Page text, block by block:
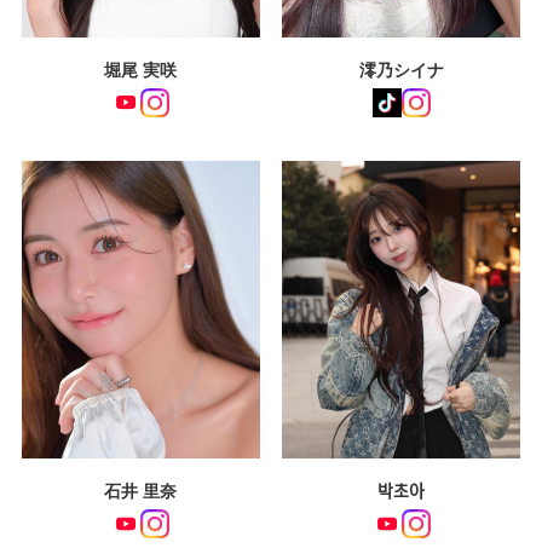
堀尾 実咲 澪乃シイナ
石井 里奈 박초아